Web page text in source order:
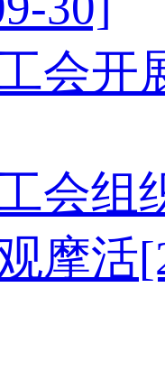
会开
会组
摩活